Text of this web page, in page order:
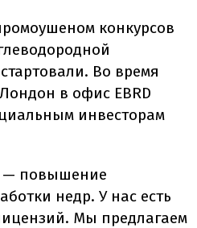
конкурсов
Во время
в офис EBRD
инвесторам
— повышение
недр. У нас есть
Мы предлагаем